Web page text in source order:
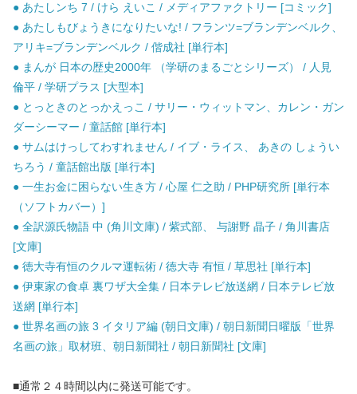
● あたしンち 7 / けら えいこ / メディアファクトリー [コミック]
● あたしもびょうきになりたいな! / フランツ=ブランデンベルク、
アリキ=ブランデンベルク / 偕成社 [単行本]
● まんが 日本の歴史2000年 （学研のまるごとシリーズ） / 人見
倫平 / 学研プラス [大型本]
● とっときのとっかえっこ / サリー・ウィットマン、カレン・ガン
ダーシーマー / 童話館 [単行本]
● サムはけっしてわすれません / イブ・ライス、 あきの しょうい
ちろう / 童話館出版 [単行本]
● 一生お金に困らない生き方 / 心屋 仁之助 / PHP研究所 [単行本
（ソフトカバー）]
● 全訳源氏物語 中 (角川文庫) / 紫式部、 与謝野 晶子 / 角川書店
[文庫]
● 徳大寺有恒のクルマ運転術 / 徳大寺 有恒 / 草思社 [単行本]
● 伊東家の食卓 裏ワザ大全集 / 日本テレビ放送網 / 日本テレビ放
送網 [単行本]
● 世界名画の旅 3 イタリア編 (朝日文庫) / 朝日新聞日曜版「世界
名画の旅」取材班、朝日新聞社 / 朝日新聞社 [文庫]
■通常２４時間以内に発送可能です。